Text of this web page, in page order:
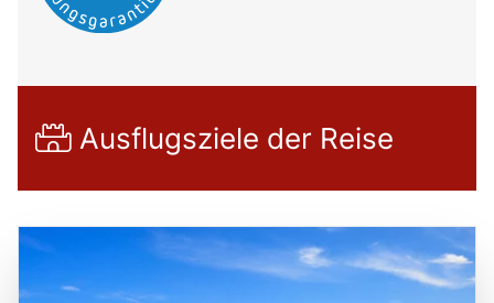
Ausflugsziele der Reise